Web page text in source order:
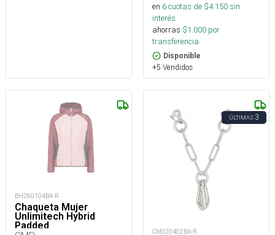
en 6cuotas de $4.150sin
interés
ahorras $1.000 por
transferencia.
Disponible
+5 Vendidos
BH260104BA-R
Chaqueta Mujer
Unlimitech Hybrid
Padded
ÚLTIMAS3
CM020402BA-R